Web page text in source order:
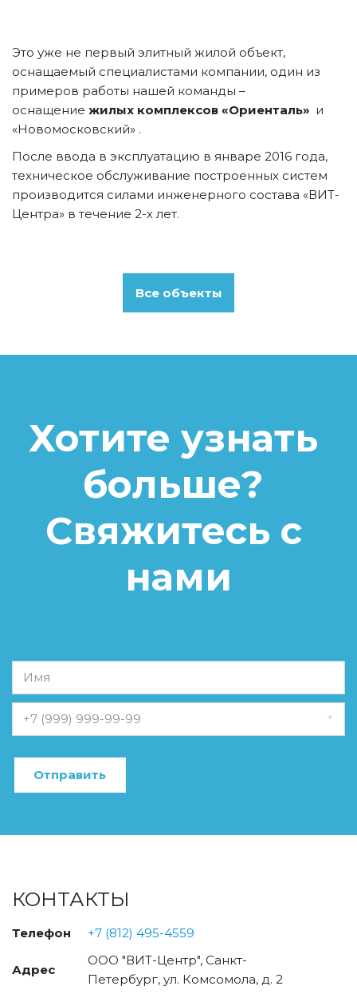
Это уже не первый элитный жилой объект,
оснащаемый специалистами компании, один из
примеров работы нашей команды –
оснащение жилых комплексов «Ориенталь» и
«Новомосковский» .
После ввода в эксплуатацию в январе 2016 года,
техническое обслуживание построенных систем
производится силами инженерного состава «ВИТ-
Центра» в течение 2-х лет.
Все объекты
Хотите узнать
больше?
Свяжитесь с
нами
*
Отправить
КОНТАКТЫ
Телефон +7 (812) 495-4559
Адрес
ООО "ВИТ-Центр", Санкт-
Петербург, ул. Комсомола, д. 2